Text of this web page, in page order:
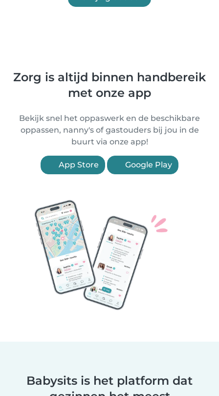
Zorg is altijd binnen handbereik
met onze app
Bekijk snel het oppaswerk en de beschikbare
oppassen, nanny's of gastouders bij jou in de
buurt via onze app!
App Store Google Play
Babysits is het platform dat